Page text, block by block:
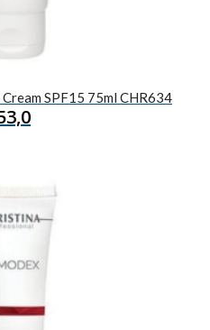
SPF15 75ml CHR634